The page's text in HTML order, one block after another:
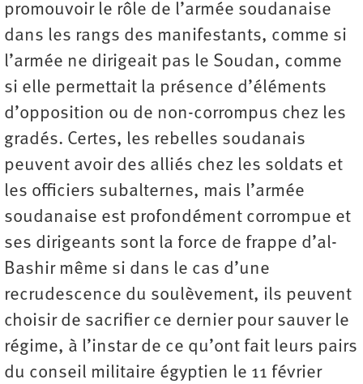
promouvoir le rôle de l’armée soudanaise
dans les rangs des manifestants, comme si
l’armée ne dirigeait pas le Soudan, comme
si elle permettait la présence d’éléments
d’opposition ou de non-­corrompus chez les
gradés. Certes, les rebelles soudanais
peuvent avoir des alliés chez les soldats et
les officiers subalternes, mais l’armée
soudanaise est profondément corrompue et
ses dirigeants sont la force de frappe d’al-
Bashir même si dans le cas d’une
recrudescence du soulèvement, ils peuvent
choisir de sacrifier ce dernier pour sauver le
régime, à l’instar de ce qu’ont fait leurs pairs
du conseil militaire ­égyptien le 11 février